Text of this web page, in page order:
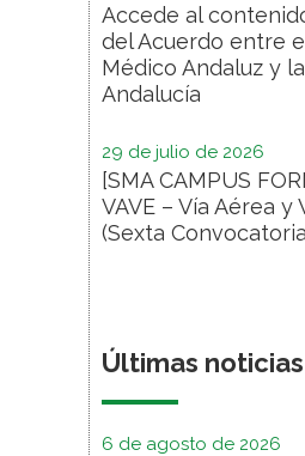
Accede al
del Acuerdo entre
Médico Andaluz y
Andalucía
29 de julio de 2026
[SMA CAMPUS
VAVE – Vía Aérea y
(Sexta
Últimas noticias
6 de agosto de 2026